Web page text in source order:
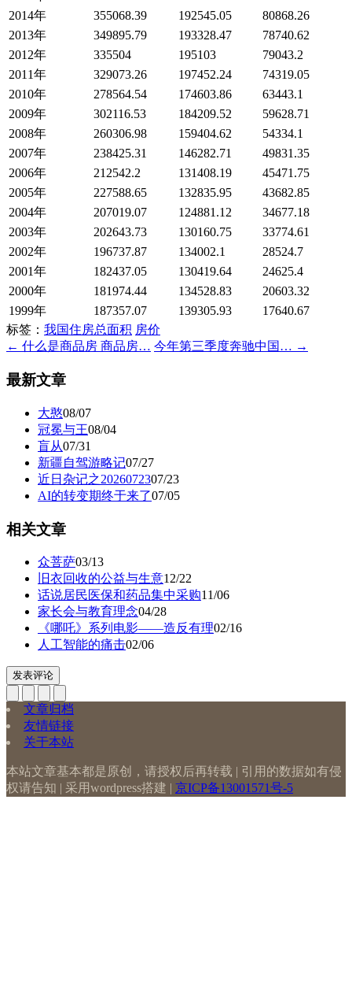
2014年
355068.39 192545.05
80868.26
2013年
349895.79 193328.47
78740.62
2012年
335504 195103
79043.2
2011年
329073.26 197452.24
74319.05
2010年
278564.54 174603.86
63443.1
2009年
302116.53 184209.52
59628.71
2008年
260306.98 159404.62
54334.1
2007年
238425.31 146282.71
49831.35
2006年
212542.2 131408.19
45471.75
2005年
227588.65 132835.95
43682.85
2004年
207019.07 124881.12
34677.18
2003年
202643.73 130160.75
33774.61
2002年
196737.87 134002.1
28524.7
2001年
182437.05 130419.64
24625.4
2000年
181974.44 134528.83
20603.32
1999年
187357.07 139305.93
17640.67
标签： 我国住房总面积 房价
← 什么是商品房 商品房… 今年第三季度奔驰中国… →
最新文章
大憨08/07
冠冕与王08/04
盲从07/31
新疆自驾游略记07/27
近日杂记之2026072307/23
AI的转变期终于来了07/05
相关文章
众菩萨03/13
旧衣回收的公益与生意12/22
话说居民医保和药品集中采购11/06
家长会与教育理念04/28
《哪吒》系列电影——造反有理02/16
人工智能的痛击02/06
发表评论
文章归档
友情链接
关于本站
本站文章基本都是原创，请授权后再转载 | 引用的数据如有侵
权请告知 | 采用wordpress搭建 | 京ICP备13001571号-5